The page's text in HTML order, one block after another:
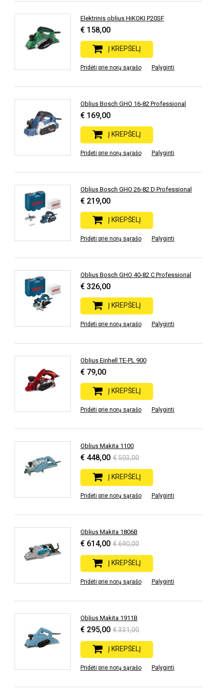
Elektrinis oblius HiKOKI P20SF
€ 158,00
Į KREPŠELĮ
Pridėti prie norų sąrašo Palyginti
Oblius Bosch GHO 16-82 Professional
€ 169,00
Į KREPŠELĮ
Pridėti prie norų sąrašo Palyginti
Oblius Bosch GHO 26-82 D Professional
€ 219,00
Į KREPŠELĮ
Pridėti prie norų sąrašo Palyginti
Oblius Bosch GHO 40-82 C Professional
€ 326,00
Į KREPŠELĮ
Pridėti prie norų sąrašo Palyginti
Oblius Einhell TE-PL 900
€ 79,00
Į KREPŠELĮ
Pridėti prie norų sąrašo Palyginti
Oblius Makita 1100
€ 448,00 € 503,00
Į KREPŠELĮ
Pridėti prie norų sąrašo Palyginti
Oblius Makita 1806B
€ 614,00 € 690,00
Į KREPŠELĮ
Pridėti prie norų sąrašo Palyginti
Oblius Makita 1911B
€ 295,00 € 331,00
Į KREPŠELĮ
Pridėti prie norų sąrašo Palyginti